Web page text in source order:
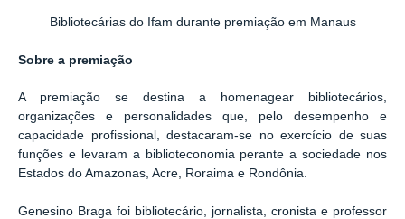
Bibliotecárias do Ifam durante premiação em Manaus
Sobre a premiação
A premiação se destina a homenagear bibliotecários,
organizações e personalidades que, pelo desempenho e
capacidade profissional, destacaram-se no exercício de suas
funções e levaram a biblioteconomia perante a sociedade nos
Estados do Amazonas, Acre, Roraima e Rondônia.
Genesino Braga foi bibliotecário, jornalista, cronista e professor